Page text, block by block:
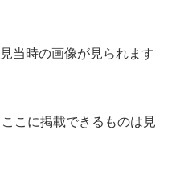
当時の画像が見られます
こに掲載できるものは見